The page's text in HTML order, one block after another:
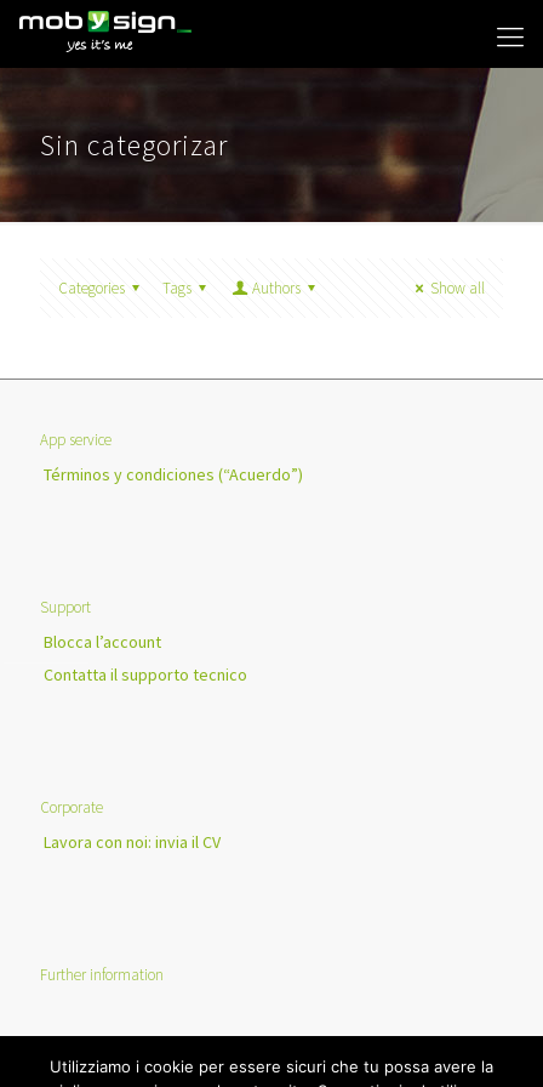
Sin categorizar
Categories Tags Authors Show all
App service
Términos y condiciones (“Acuerdo”)
Support
Blocca l’account
Contatta il supporto tecnico
Corporate
Lavora con noi: invia il CV
Further information
Utilizziamo i cookie per essere sicuri che tu possa avere la